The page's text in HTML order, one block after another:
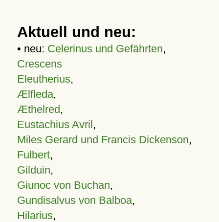
Aktuell und neu:
• neu: Celerinus und Gefährten,
Crescens
Eleutherius,
Ælfleda,
Æthelred,
Eustachius Avril,
Miles Gerard und Francis Dickenson,
Fulbert,
Gilduin,
Giunoc von Buchan,
Gundisalvus von Balboa,
Hilarius,